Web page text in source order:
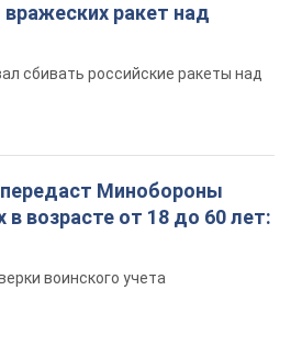
ракет над
сбивать российские ракеты над
Минобороны
возрасте от 18 до 60 лет:
воинского учета